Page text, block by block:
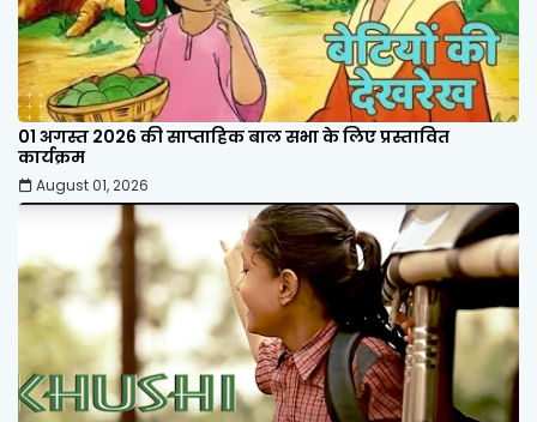
01 अगस्त 2026 की साप्ताहिक बाल सभा के लिए प्रस्तावित
कार्यक्रम
August 01, 2026